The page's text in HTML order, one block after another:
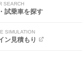
SEARCH
試乗車を探す
SIMULATION
ン見積もり